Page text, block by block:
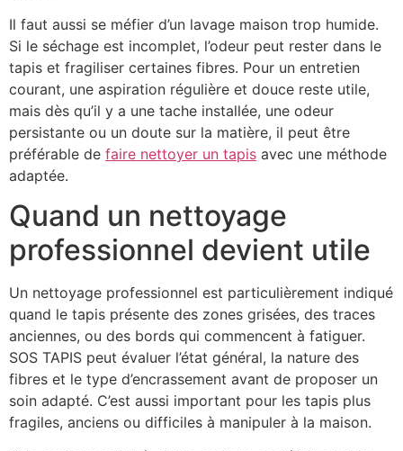
Il faut aussi se méfier d’un lavage maison trop humide.
Si le séchage est incomplet, l’odeur peut rester dans le
tapis et fragiliser certaines fibres. Pour un entretien
courant, une aspiration régulière et douce reste utile,
mais dès qu’il y a une tache installée, une odeur
persistante ou un doute sur la matière, il peut être
préférable de faire nettoyer un tapis avec une méthode
adaptée.
Quand un nettoyage
professionnel devient utile
Un nettoyage professionnel est particulièrement indiqué
quand le tapis présente des zones grisées, des traces
anciennes, ou des bords qui commencent à fatiguer.
SOS TAPIS peut évaluer l’état général, la nature des
fibres et le type d’encrassement avant de proposer un
soin adapté. C’est aussi important pour les tapis plus
fragiles, anciens ou difficiles à manipuler à la maison.